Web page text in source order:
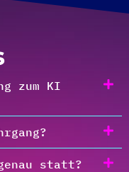
zum KI
statt?